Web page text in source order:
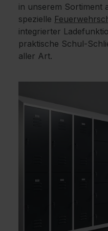
in unserem Sortiment
spezielle
integrierter
praktische Schul-
aller Art.